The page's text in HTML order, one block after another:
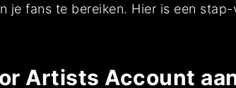
je fans te bereiken. Hier is een
Artists Account